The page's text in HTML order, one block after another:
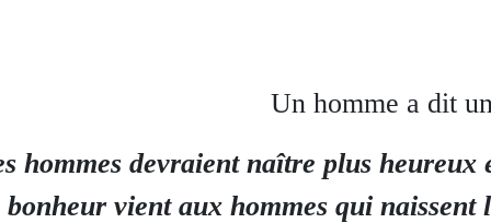
Un homme a dit
hommes devraient naître plus
bonheur vient aux hommes qui